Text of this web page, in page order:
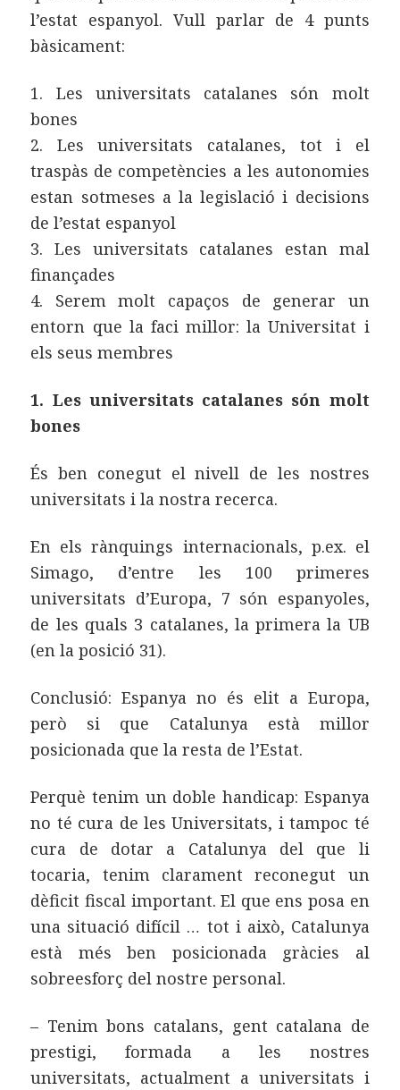
l’estat espanyol. Vull parlar de 4 punts
bàsicament:
1. Les universitats catalanes són molt
bones
2. Les universitats catalanes, tot i el
traspàs de competències a les autonomies
estan sotmeses a la legislació i decisions
de l’estat espanyol
3. Les universitats catalanes estan mal
finançades
4. Serem molt capaços de generar un
entorn que la faci millor: la Universitat i
els seus membres
1. Les universitats catalanes són molt
bones
És ben conegut el nivell de les nostres
universitats i la nostra recerca.
En els rànquings internacionals, p.ex. el
Simago, d’entre les 100 primeres
universitats d’Europa, 7 són espanyoles,
de les quals 3 catalanes, la primera la UB
(en la posició 31).
Conclusió: Espanya no és elit a Europa,
però si que Catalunya està millor
posicionada que la resta de l’Estat.
Perquè tenim un doble handicap: Espanya
no té cura de les Universitats, i tampoc té
cura de dotar a Catalunya del que li
tocaria, tenim clarament reconegut un
dèficit fiscal important. El que ens posa en
una situació difícil … tot i això, Catalunya
està més ben posicionada gràcies al
sobreesforç del nostre personal.
– Tenim bons catalans, gent catalana de
prestigi, formada a les nostres
universitats, actualment a universitats i